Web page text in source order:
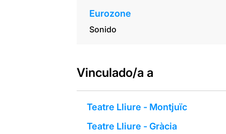
Eurozone
Sonido
Vinculado/a a
Teatre Lliure - Montjuïc
Teatre Lliure - Gràcia